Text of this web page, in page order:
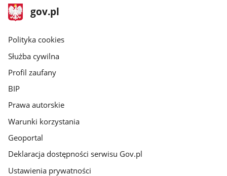
stopka
gov.pl
Strona
gov.pl
gov.pl
Polityka cookies
Służba cywilna
Profil zaufany
BIP
Prawa autorskie
Warunki korzystania
Geoportal
Deklaracja dostępności serwisu Gov.pl
Ustawienia prywatności